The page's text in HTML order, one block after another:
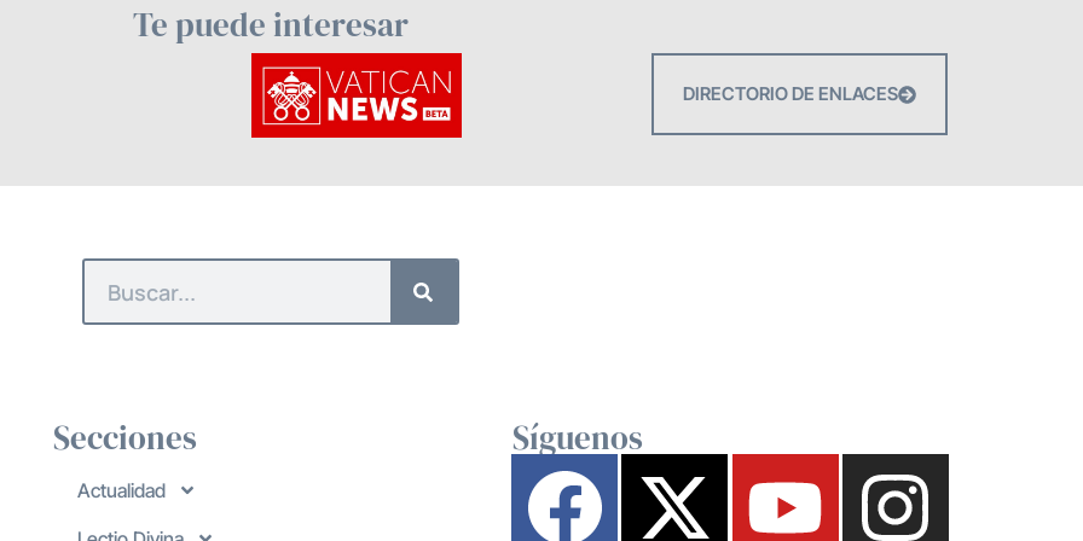
Te puede interesar
DIRECTORIO DE ENLACES
Secciones
Actualidad
Síguenos